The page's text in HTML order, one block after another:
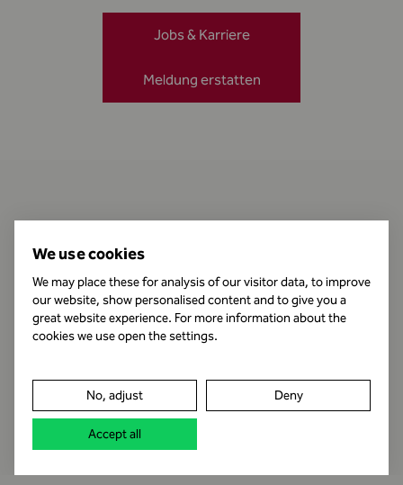
Öffnungszeiten
Datenschutz
Rechtshinweis
Jobs & Karriere
Meldung erstatten
We use cookies
We may place these for analysis of our visitor data, to improve
our website, show personalised content and to give you a
great website experience. For more information about the
cookies we use open the settings.
No, adjust Deny
Accept all